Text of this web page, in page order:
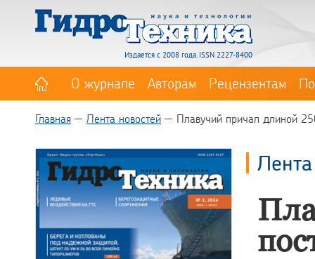
Издается с 2008 года. ISSN 2227-8400
О журнале Авторам Рецензентам
Главная Лента новостей Плавучий причал длиной